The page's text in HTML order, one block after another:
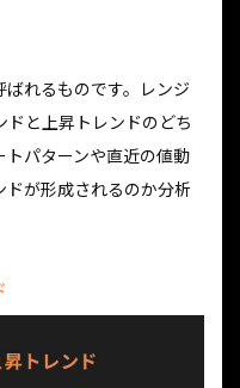
れるものです。レンジ
と上昇トレンドのどち
パターンや直近の値動
ドが形成されるのか分析